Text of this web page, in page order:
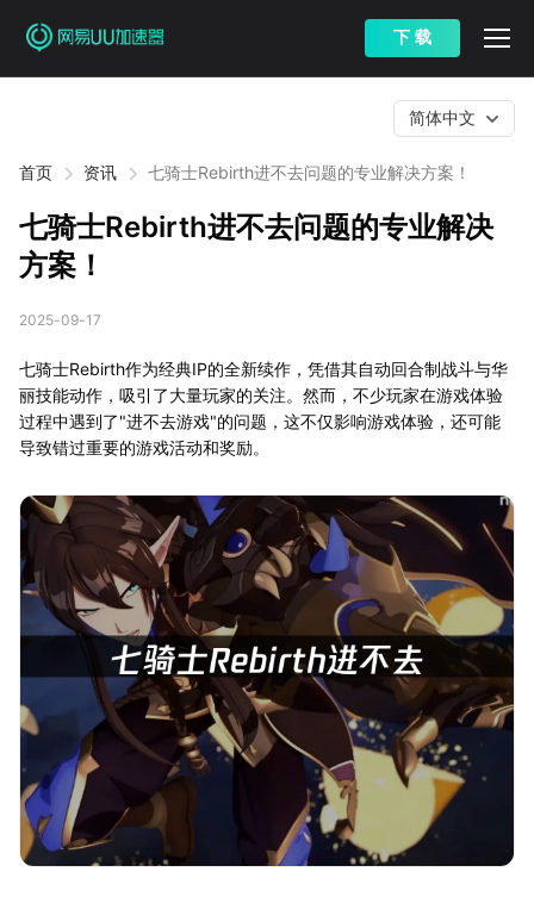
下 载
首页 资讯 七骑士Rebirth进不去问题的专业解决方案！
简体中文
七骑士Rebirth进不去问题的专业解决
方案！
2025-09-17
七骑士Rebirth作为经典IP的全新续作，凭借其自动回合制战斗与华
丽技能动作，吸引了大量玩家的关注。然而，不少玩家在游戏体验
过程中遇到了"进不去游戏"的问题，这不仅影响游戏体验，还可能
导致错过重要的游戏活动和奖励。